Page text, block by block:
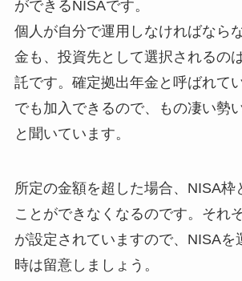
ができるNISAです。
個人が自分で運用しなければなら
金も、投資先として選択されるの
託です。確定拠出年金と呼ばれて
でも加入できるので、もの凄い勢
と聞いています。
所定の金額を超した場合、NISA枠
ことができなくなるのです。それ
が設定されていますので、NISAを
時は留意しましょう。